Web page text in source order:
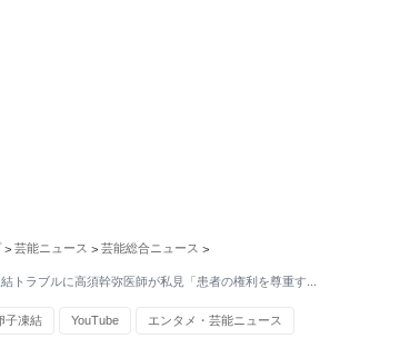
> 芸能ニュース > 芸能総合ニュース >
トラブルに高須幹弥医師が私見「患者の権利を尊重す…
子凍結 YouTube エンタメ・芸能ニュース